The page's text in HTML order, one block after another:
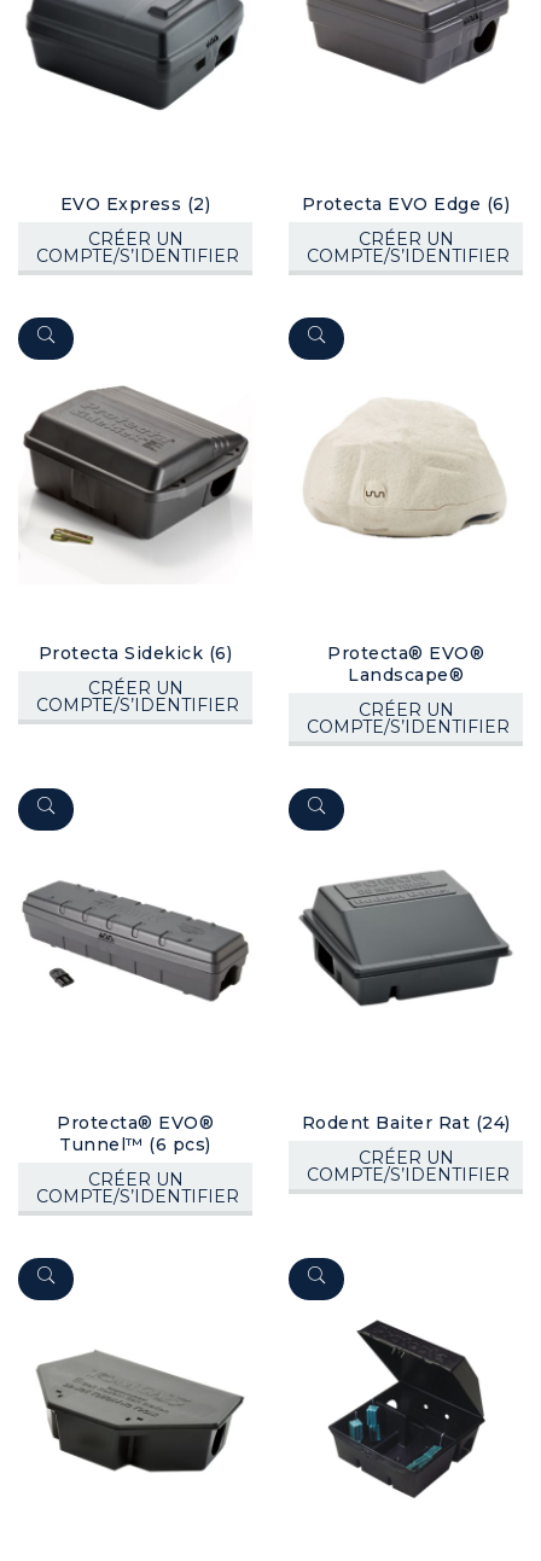
EVO Express (2)
CRÉER UN
COMPTE/S’IDENTIFIER
Protecta EVO Edge (6)
CRÉER UN
COMPTE/S’IDENTIFIER
Protecta Sidekick (6)
CRÉER UN
COMPTE/S’IDENTIFIER
Protecta® EVO®
Landscape®
CRÉER UN
COMPTE/S’IDENTIFIER
Protecta® EVO®
Tunnel™ (6 pcs)
CRÉER UN
COMPTE/S’IDENTIFIER
Rodent Baiter Rat (24)
CRÉER UN
COMPTE/S’IDENTIFIER